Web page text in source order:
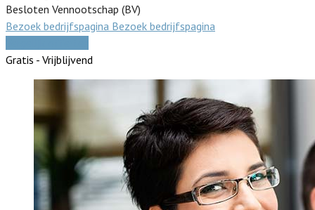
Besloten Vennootschap (BV)
Bezoek bedrijfspagina Bezoek bedrijfspagina
Gratis - Vrijblijvend